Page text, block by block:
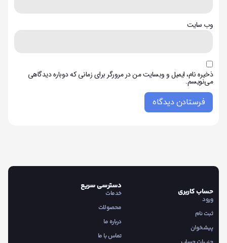
وب‌ سایت
ذخیره نام، ایمیل و وبسایت من در مرورگر برای زمانی که دوباره دیدگاهی
می‌نویسم.
حساب کاربری
ورود
ثبت نام
پیشخوان
دسترسی سریع
خدمات
محصولات
درباره ما
تماس با ما